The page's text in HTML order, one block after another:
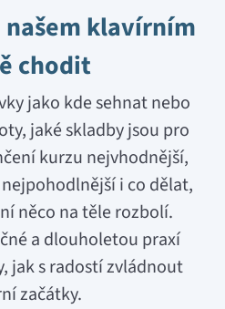
klavírním
chodit
jako kde sehnat nebo
jaké skladby jsou pro
kurzu nejvhodnější,
i co dělat,
něco na těle rozbolí.
a dlouholetou praxí
jak s radostí zvládnout
začátky.